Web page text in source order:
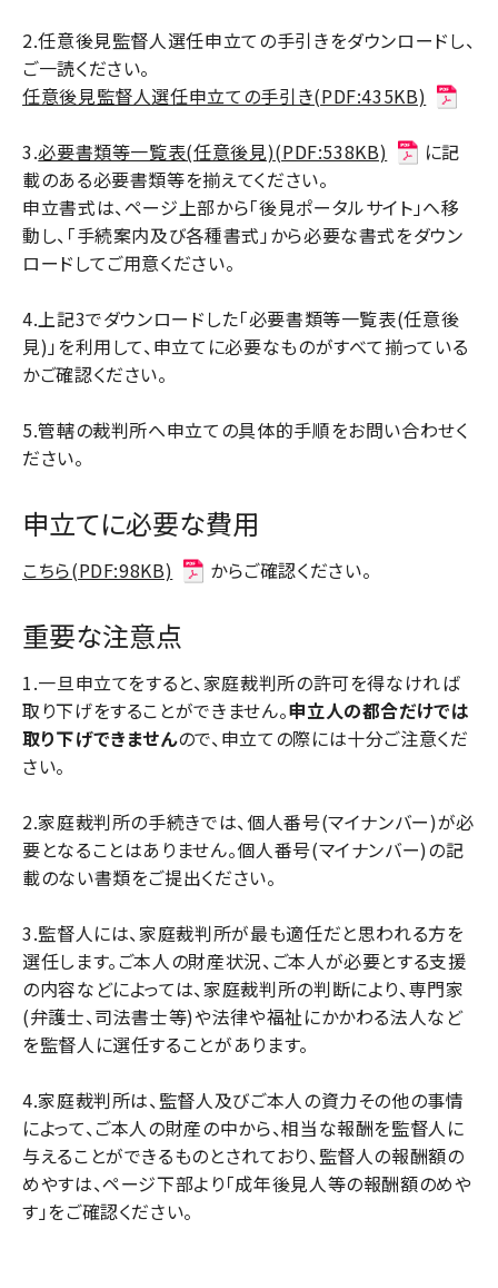
2.任意後見監督人選任申立ての手引きをダウンロードし、
ご一読ください。
任意後見監督人選任申立ての手引き(PDF:435KB)
3.必要書類等一覧表(任意後見)(PDF:538KB)
に記
載のある必要書類等を揃えてください。
申立書式は、ページ上部から「後見ポータルサイト」へ移
動し、「手続案内及び各種書式」から必要な書式をダウン
ロードしてご用意ください。
4.上記3でダウンロードした「必要書類等一覧表(任意後
見)」を利用して、申立てに必要なものがすべて揃っている
かご確認ください。
5.管轄の裁判所へ申立ての具体的手順をお問い合わせく
ださい。
申立てに必要な費用
こちら(PDF:98KB) からご確認ください。
重要な注意点
1.一旦申立てをすると、家庭裁判所の許可を得なければ
取り下げをすることができません。申立人の都合だけでは
取り下げできませんので、申立ての際には十分ご注意くだ
さい。
2.家庭裁判所の手続きでは、個人番号(マイナンバー)が必
要となることはありません。個人番号(マイナンバー)の記
載のない書類をご提出ください。
3.監督人には、家庭裁判所が最も適任だと思われる方を
選任します。ご本人の財産状況、ご本人が必要とする支援
の内容などによっては、家庭裁判所の判断により、専門家
(弁護士、司法書士等)や法律や福祉にかかわる法人など
を監督人に選任することがあります。
4.家庭裁判所は、監督人及びご本人の資力その他の事情
によって、ご本人の財産の中から、相当な報酬を監督人に
与えることができるものとされており、監督人の報酬額の
めやすは、ページ下部より「成年後見人等の報酬額のめや
す」をご確認ください。